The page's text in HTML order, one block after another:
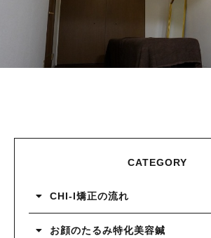
CATEGORY
CHI-I矯正の流れ
お顔のたるみ特化美容鍼